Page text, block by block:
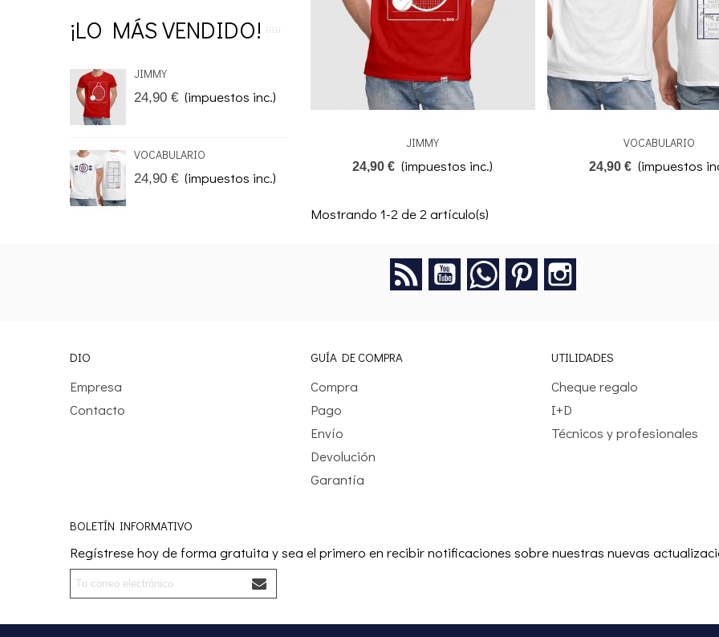
¡LO MÁS VENDIDO!
JIMMY
24,90 € (impuestos inc.)
VOCABULARIO
24,90 € (impuestos inc.)
JIMMY
24,90 € (impuestos inc.)
Añadir A La CompraVOCABULARIO
24,90 € (impuestos
Mostrando 1-2 de 2 artículo(s)
Rss YouTubeGoogle+Pinterest
DIO
Empresa
Contacto
GUÍA DE COMPRA
Compra
Pago
Envío
Devolución
Garantía
UTILIDADES
Cheque regalo
I+D
Técnicos y profesionales
BOLETÍN INFORMATIVO
Regístrese hoy de forma gratuita y sea el primero en recibir notificaciones sobre nuestras nuevas